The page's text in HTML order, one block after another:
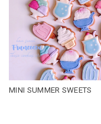
MINI SUMMER SWEETS